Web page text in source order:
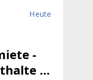
Heute
-
in